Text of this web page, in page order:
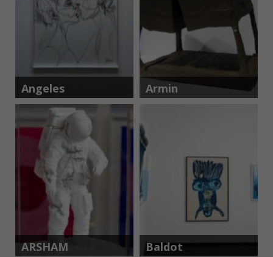
Angeles
Nieto
Armin
Göhringer
ARSHAM Baldot